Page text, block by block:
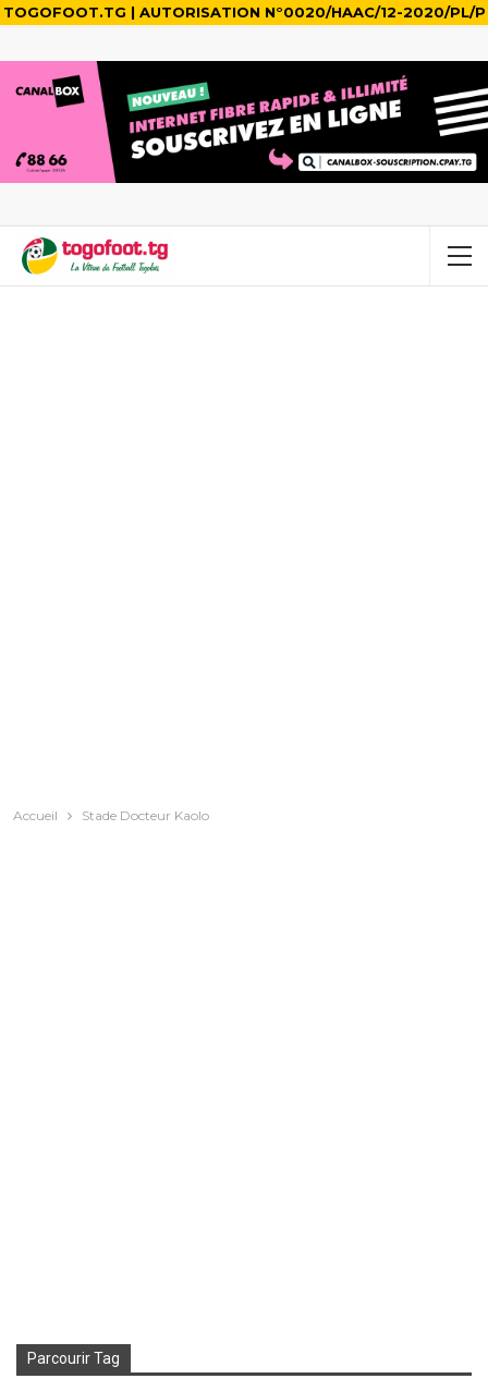
TOGOFOOT.TG | AUTORISATION N°0020/HAAC/12-2020/PL/P
Accueil Stade Docteur Kaolo
Parcourir Tag